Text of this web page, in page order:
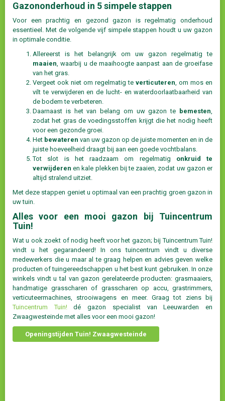
Gazononderhoud in 5 simpele stappen
Voor een prachtig en gezond gazon is regelmatig onderhoud
essentieel. Met de volgende vijf simpele stappen houdt u uw gazon
in optimale conditie.
Allereerst is het belangrijk om uw gazon regelmatig te
maaien, waarbij u de maaihoogte aanpast aan de groeifase
van het gras.
Vergeet ook niet om regelmatig te verticuteren, om mos en
vilt te verwijderen en de lucht- en waterdoorlaatbaarheid van
de bodem te verbeteren.
Daarnaast is het van belang om uw gazon te bemesten,
zodat het gras de voedingsstoffen krijgt die het nodig heeft
voor een gezonde groei.
Het bewateren van uw gazon op de juiste momenten en in de
juiste hoeveelheid draagt bij aan een goede vochtbalans.
Tot slot is het raadzaam om regelmatig onkruid te
verwijderen en kale plekken bij te zaaien, zodat uw gazon er
altijd stralend uitziet.
Met deze stappen geniet u optimaal van een prachtig groen gazon in
uw tuin.
Alles voor een mooi gazon bij Tuincentrum
Tuin!
Wat u ook zoekt of nodig heeft voor het gazon; bij Tuincentrum Tuin!
vindt u het gegarandeerd! In ons tuincentrum vindt u diverse
medewerkers die u maar al te graag helpen en advies geven welke
producten of tuingereedschappen u het best kunt gebruiken. In onze
winkels vindt u tal van gazon gerelateerde producten: grasmaaiers,
handmatige grasscharen of grasscharen op accu, grastrimmers,
verticuteermachines, strooiwagens en meer. Graag tot ziens bij
Tuincentrum Tuin!dé gazon specialist van Leeuwarden en
Zwaagwesteinde met alles voor een mooi gazon!
Openingstijden Tuin! Zwaagwesteinde